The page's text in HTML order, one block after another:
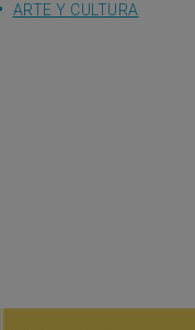
ARTE Y CULTURA